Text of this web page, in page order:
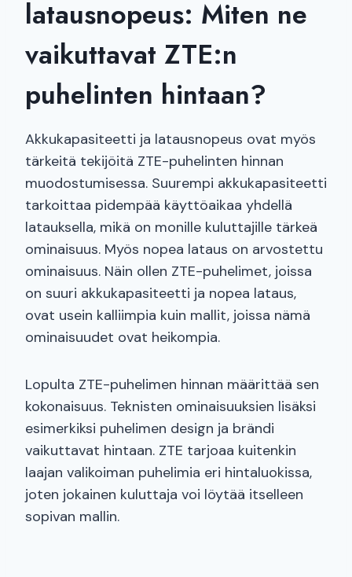
latausnopeus: Miten ne
vaikuttavat ZTE:n
puhelinten hintaan?
Akkukapasiteetti ja latausnopeus ovat myös
tärkeitä tekijöitä ZTE-puhelinten hinnan
muodostumisessa. Suurempi akkukapasiteetti
tarkoittaa pidempää käyttöaikaa yhdellä
latauksella, mikä on monille kuluttajille tärkeä
ominaisuus. Myös nopea lataus on arvostettu
ominaisuus. Näin ollen ZTE-puhelimet, joissa
on suuri akkukapasiteetti ja nopea lataus,
ovat usein kalliimpia kuin mallit, joissa nämä
ominaisuudet ovat heikompia.
Lopulta ZTE-puhelimen hinnan määrittää sen
kokonaisuus. Teknisten ominaisuuksien lisäksi
esimerkiksi puhelimen design ja brändi
vaikuttavat hintaan. ZTE tarjoaa kuitenkin
laajan valikoiman puhelimia eri hintaluokissa,
joten jokainen kuluttaja voi löytää itselleen
sopivan mallin.